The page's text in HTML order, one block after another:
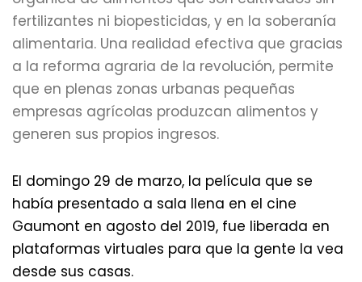
fertilizantes ni biopesticidas, y en la soberanía
alimentaria. Una realidad efectiva que gracias
a la reforma agraria de la revolución, permite
que en plenas zonas urbanas pequeñas
empresas agrícolas produzcan alimentos y
generen sus propios ingresos.
El domingo 29 de marzo, la película que se
había presentado a sala llena en el cine
Gaumont en agosto del 2019, fue liberada en
plataformas virtuales para que la gente la vea
desde sus casas.